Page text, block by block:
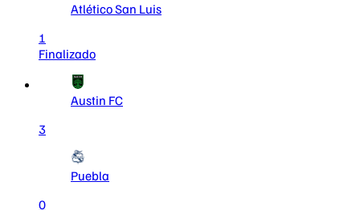
Atlético San Luis
1
Finalizado
Austin FC
3
Puebla
0